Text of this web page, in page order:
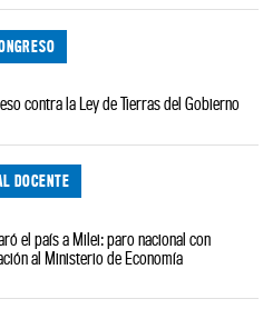
contra la Ley de Tierras del Gobierno
DOCENTE
el país a Milei: paro nacional con
al Ministerio de Economía